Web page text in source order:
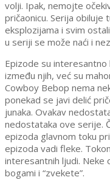
volji. Ipak, nemojte
pričaonicu. Serija obiluje
eksplozijama i svim
u seriji se može naći i
Epizode su interesantno
između njih, već su
Cowboy Bebop nema
ponekad se javi delić
junaka. Ovakav
nedostataka ove serije.
epizoda glavnom toku
epizoda vadi fleke.
interesantnih ljudi. Neke
bogami i “zvekete”.